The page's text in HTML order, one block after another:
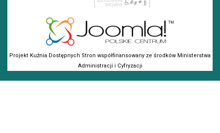
Projekt Kuźnia Dostępnych Stron współfinansowany ze środków Ministerstwa
Administracji i Cyfryzacji